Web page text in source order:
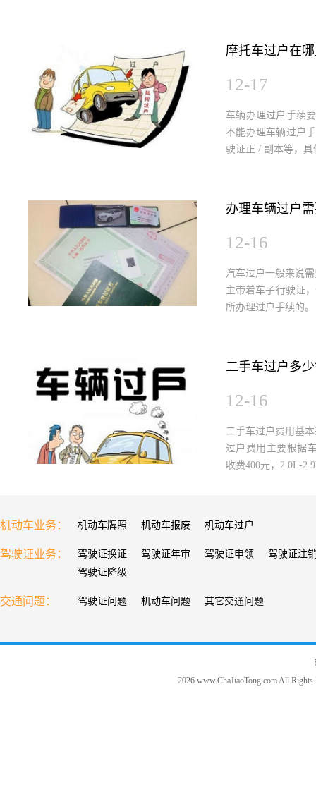
摩托车过户在
12-17
车辆办理过户手续
不能办理车辆过户
驶证正 / 副本等，具
办理车辆过户
12-16
汽车过户一般来说
主带着车子行驶证
所办理过户手续的。
二手车过户多
12-16
二手车过户费用基
过户费用主要根据
收费400元，2.0L-
机动车业务： 机动车牌照 机动车报废 机动车过户
驾驶证业务： 驾驶证换证 驾驶证年审 驾驶证申领
驾驶证注
驾驶证降级
交通问题： 驾驶证问题 机动车问题 其它交通问题
2026 www.ChaJiaoTong.com All Rights